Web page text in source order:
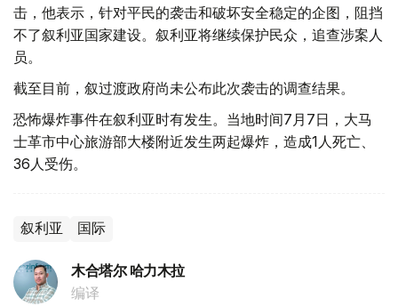
击，他表示，针对平民的袭击和破坏安全稳定的企图，阻挡
不了叙利亚国家建设。叙利亚将继续保护民众，追查涉案人
员。
截至目前，叙过渡政府尚未公布此次袭击的调查结果。
恐怖爆炸事件在叙利亚时有发生。当地时间7月7日，大马
士革市中心旅游部大楼附近发生两起爆炸，造成1人死亡、
36人受伤。
叙利亚 国际
木合塔尔 哈力木拉
编译